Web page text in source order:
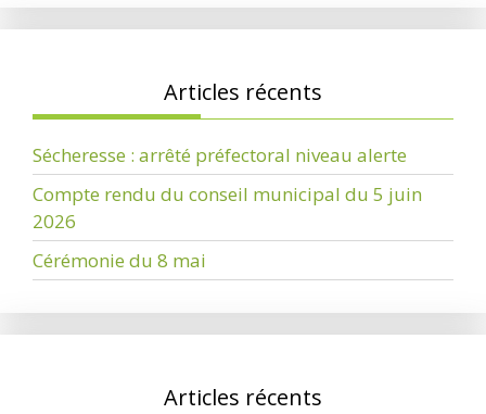
Articles récents
Sécheresse : arrêté préfectoral niveau alerte
Compte rendu du conseil municipal du 5 juin
2026
Cérémonie du 8 mai
Articles récents